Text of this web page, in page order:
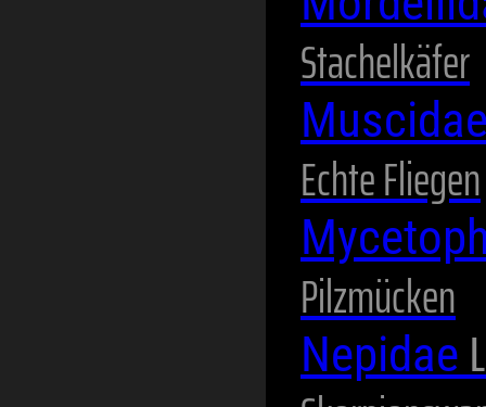
Stachelkäfer
Echte Fliegen
Pilzmücken
Nepidae